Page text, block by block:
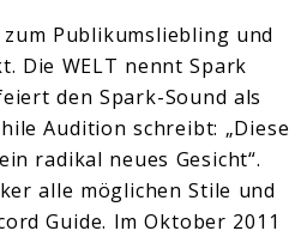
Publikumsliebling und
Die WELT nennt Spark
den Spark-Sound als
Audition schreibt: „Diese
radikal neues Gesicht“.
alle möglichen Stile und
Guide. Im Oktober 2011